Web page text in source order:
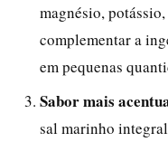
magnésio,
complementar a
em pequenas
Sabor mais
sal marinho